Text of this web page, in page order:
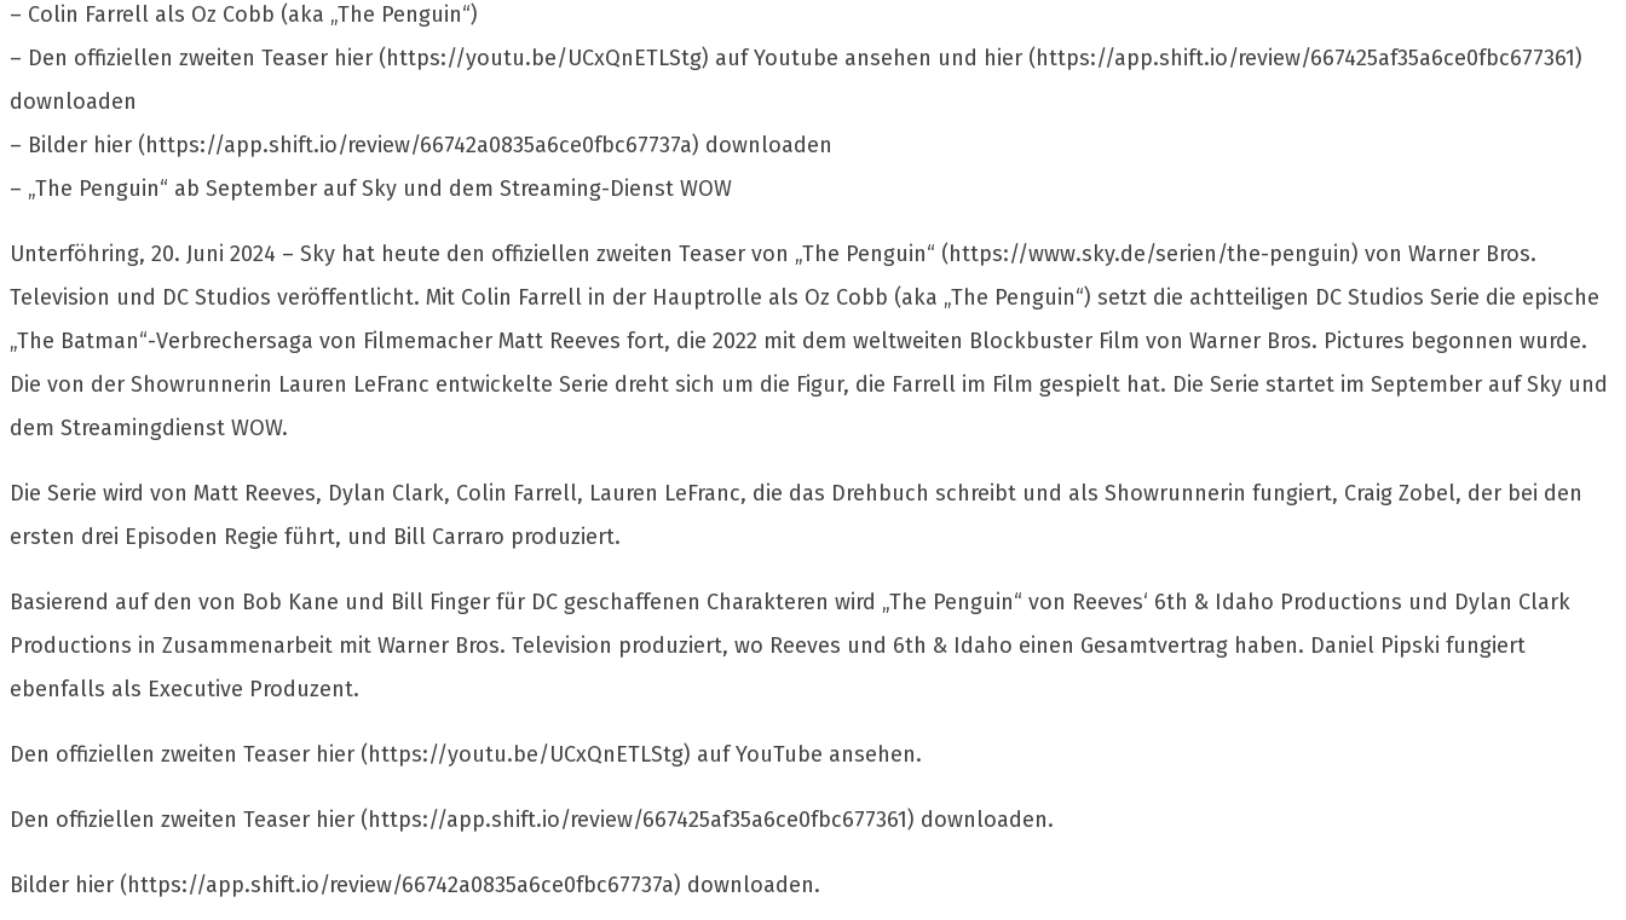
– Colin Farrell als Oz Cobb (aka „The Penguin“)
– Den offiziellen zweiten Teaser hier (https://youtu.be/UCxQnETLStg) auf Youtube ansehen und hier (https://app.shift.io/review/667425af35a6ce0fbc677361)
downloaden
– Bilder hier (https://app.shift.io/review/66742a0835a6ce0fbc67737a) downloaden
– „The Penguin“ ab September auf Sky und dem Streaming-Dienst WOW
Unterföhring, 20. Juni 2024 – Sky hat heute den offiziellen zweiten Teaser von „The Penguin“ (https://www.sky.de/serien/the-penguin) von Warner Bros.
Television und DC Studios veröffentlicht. Mit Colin Farrell in der Hauptrolle als Oz Cobb (aka „The Penguin“) setzt die achtteiligen DC Studios Serie die epische
„The Batman“-Verbrechersaga von Filmemacher Matt Reeves fort, die 2022 mit dem weltweiten Blockbuster Film von Warner Bros. Pictures begonnen wurde.
Die von der Showrunnerin Lauren LeFranc entwickelte Serie dreht sich um die Figur, die Farrell im Film gespielt hat. Die Serie startet im September auf Sky und
dem Streamingdienst WOW.
Die Serie wird von Matt Reeves, Dylan Clark, Colin Farrell, Lauren LeFranc, die das Drehbuch schreibt und als Showrunnerin fungiert, Craig Zobel, der bei den
ersten drei Episoden Regie führt, und Bill Carraro produziert.
Basierend auf den von Bob Kane und Bill Finger für DC geschaffenen Charakteren wird „The Penguin“ von Reeves‘ 6th & Idaho Productions und Dylan Clark
Productions in Zusammenarbeit mit Warner Bros. Television produziert, wo Reeves und 6th & Idaho einen Gesamtvertrag haben. Daniel Pipski fungiert
ebenfalls als Executive Produzent.
Den offiziellen zweiten Teaser hier (https://youtu.be/UCxQnETLStg) auf YouTube ansehen.
Den offiziellen zweiten Teaser hier (https://app.shift.io/review/667425af35a6ce0fbc677361) downloaden.
Bilder hier (https://app.shift.io/review/66742a0835a6ce0fbc67737a) downloaden.